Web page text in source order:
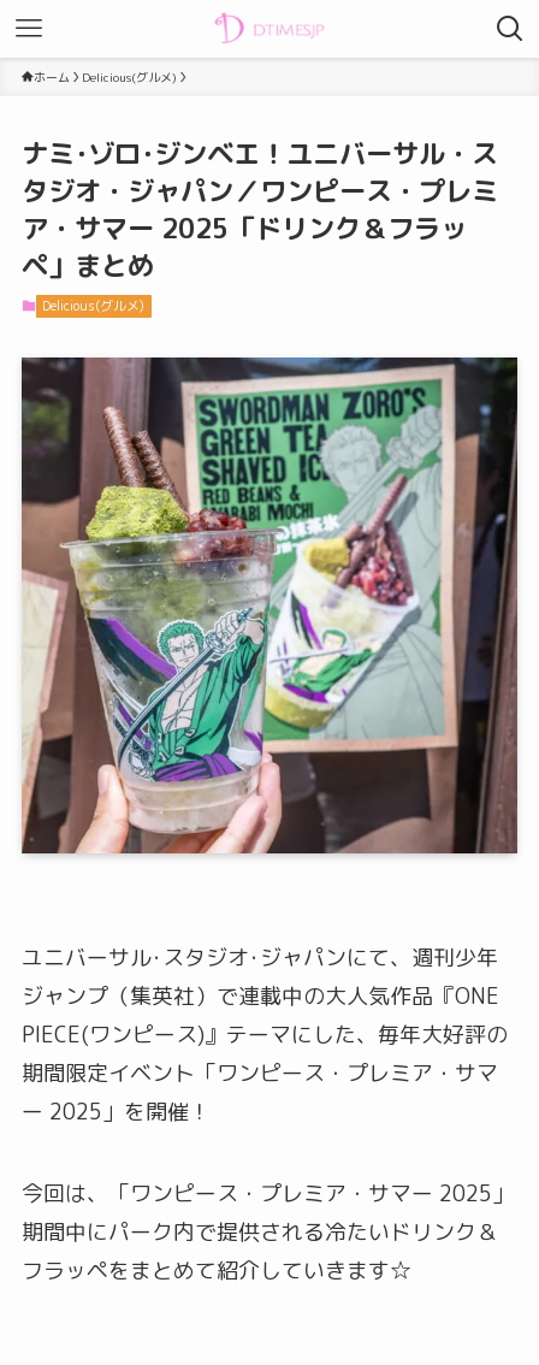
ホーム Delicious(グルメ)
ナミ･ゾロ･ジンベエ！ユニバーサル・ス
タジオ・ジャパン／ワンピース・プレミ
ア・サマー 2025「ドリンク＆フラッ
ペ」まとめ
Delicious(グルメ)
ユニバーサル･スタジオ･ジャパンにて、週刊少年
ジャンプ（集英社）で連載中の大人気作品『ONE
PIECE(ワンピース)』テーマにした、毎年大好評の
期間限定イベント「ワンピース・プレミア・サマ
ー 2025」を開催！
今回は、「ワンピース・プレミア・サマー 2025」
期間中にパーク内で提供される冷たいドリンク＆
フラッペをまとめて紹介していきます☆